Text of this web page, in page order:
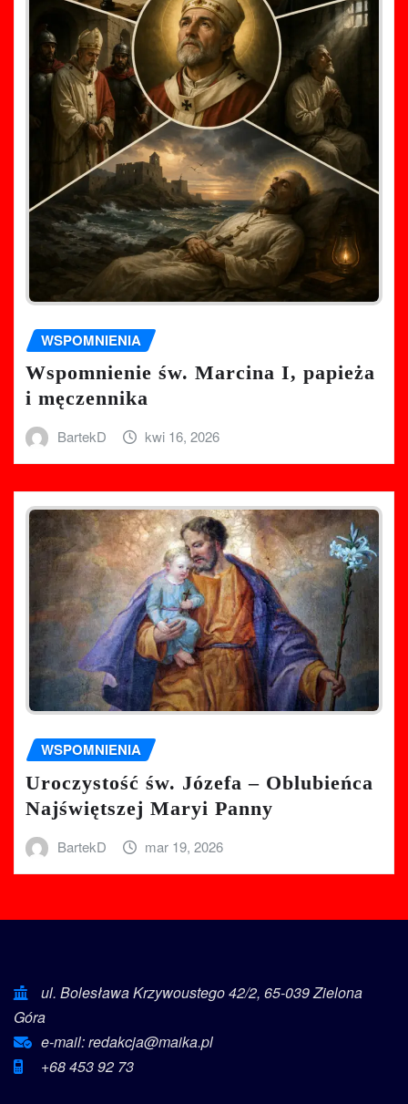
WSPOMNIENIA
Wspomnienie św. Marcina I, papieża
i męczennika
BartekD kwi 16, 2026
WSPOMNIENIA
Uroczystość św. Józefa – Oblubieńca
Najświętszej Maryi Panny
BartekD mar 19, 2026
ul. Bolesława Krzywoustego 42/2, 65-039 Zielona
Góra
e-mail: redakcja@maika.pl
+68 453 92 73